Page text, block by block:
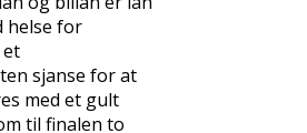
helse for
sjanse for at
med et gult
til finalen to